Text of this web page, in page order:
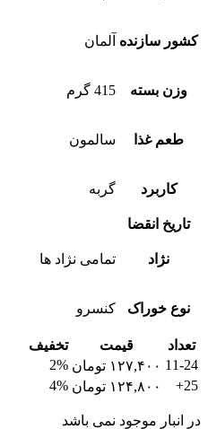
کشور سازنده آلمان
وزن بسته 415 گرم
طعم غذا سالمون
کاربرد گربه
تاریخ انقضا
نژاد تمامی نژاد ها
نوع خوراک کنسرو
تعداد قیمت
تخفیف
11-24 ۱۲۷,۴۰۰ تومان 2%
25+
۱۲۴,۸۰۰ تومان 4%
در انبار موجود نمی باشد